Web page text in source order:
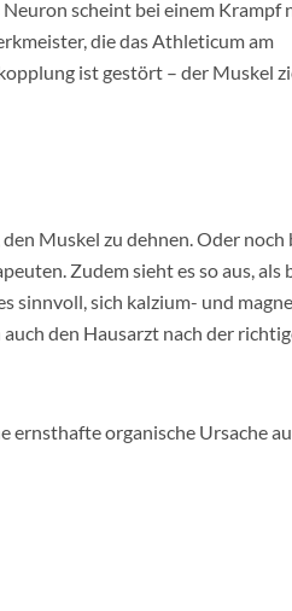
scheint bei einem Krampf
die das Athleticum am
ist gestört – der Muskel
Muskel zu dehnen. Oder noch
Zudem sieht es so aus, als
sinnvoll, sich kalzium- und
den Hausarzt nach der
ernsthafte organische Ursache